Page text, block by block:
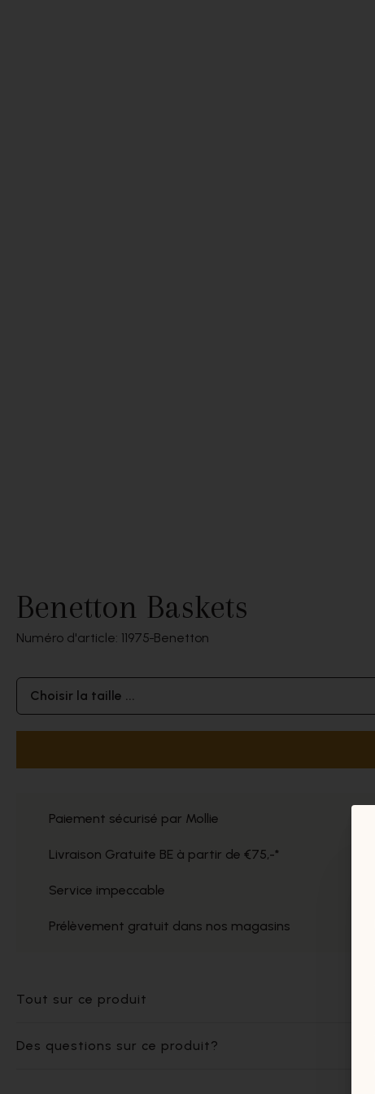
Benetton Baskets
Numéro d'article: 11975 Benetton
Choisir la taille ...
Paiement sécurisé par Mollie
Livraison Gratuite BE à partir de €75,-*
Service impeccable
Prélèvement gratuit dans nos magasins
Tout sur ce produit
Des questions sur ce produit?